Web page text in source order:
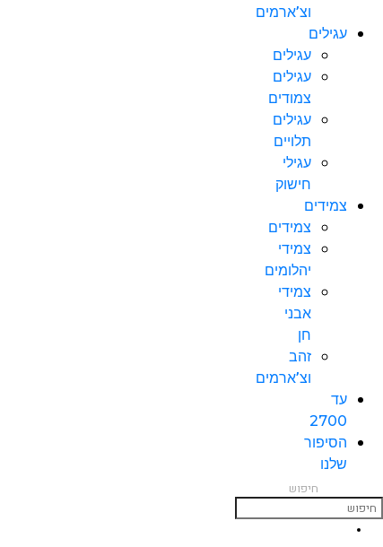
וצ’ארמים
עגילים
עגילים
עגילים
צמודים
עגילים
תלויים
עגילי
חישוק
צמידים
צמידים
צמידי
יהלומים
צמידי
אבני
חן
זהב
וצ’ארמים
עד
2700
הסיפור
שלנו
חיפוש